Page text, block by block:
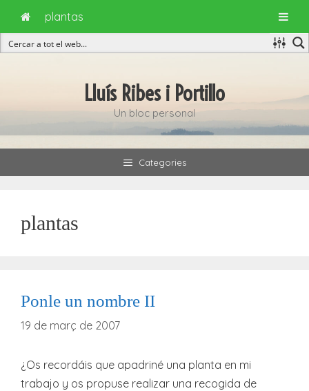
Lluís Ribes i Portillo
Un bloc personal
Categories
plantas
Ponle un nombre II
19 de març de 2007
¿Os recordáis que apadriné una planta en mi
trabajo y os propuse realizar una recogida de
plantas